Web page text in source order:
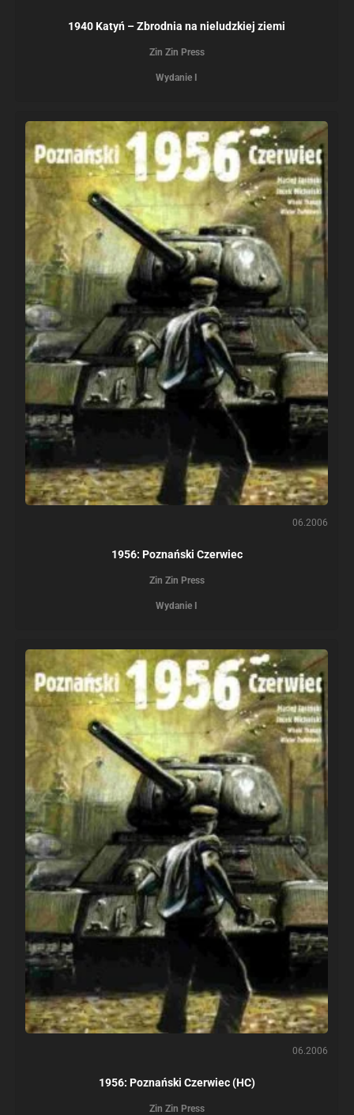
1940 Katyń – Zbrodnia na nieludzkiej ziemi
Zin Zin Press
Wydanie I
06.2006
1956: Poznański Czerwiec
Zin Zin Press
Wydanie I
06.2006
1956: Poznański Czerwiec (HC)
Zin Zin Press